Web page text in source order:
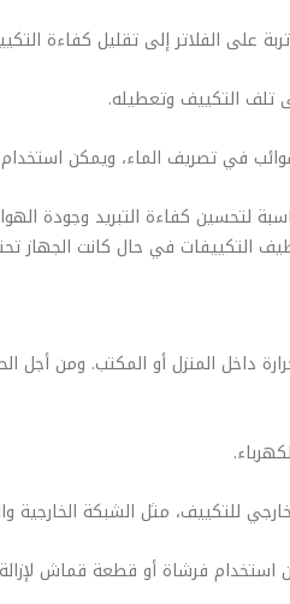
لتحسين كفاءة التبريد وجودة
التكييفات في حال كانت الجهاز
داخل المنزل أو المكتب. ومن